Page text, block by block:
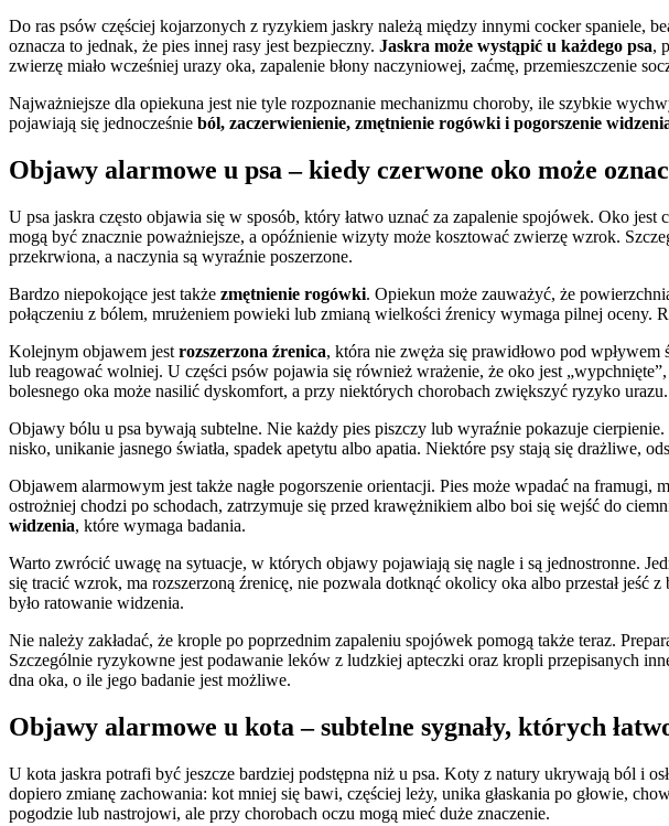
Do ras psów częściej kojarzonych z ryzykiem jaskry należą między innymi cocker spaniele,
oznacza to jednak, że pies innej rasy jest bezpieczny. Jaskra może wystąpić u każdego psa,
zwierzę miało wcześniej urazy oka, zapalenie błony naczyniowej, zaćmę, przemieszczenie
Najważniejsze dla opiekuna jest nie tyle rozpoznanie mechanizmu choroby, ile szybkie
pojawiają się jednocześnie ból, zaczerwienienie, zmętnienie rogówki i pogorszenie
Objawy alarmowe u psa – kiedy czerwone oko może
U psa jaskra często objawia się w sposób, który łatwo uznać za zapalenie spojówek. Oko
mogą być znacznie poważniejsze, a opóźnienie wizyty może kosztować zwierzę wzrok.
przekrwiona, a naczynia są wyraźnie poszerzone.
Bardzo niepokojące jest także zmętnienie rogówki. Opiekun może zauważyć, że
połączeniu z bólem, mrużeniem powieki lub zmianą wielkości źrenicy wymaga pilnej
Kolejnym objawem jest rozszerzona źrenica, która nie zwęża się prawidłowo pod
lub reagować wolniej. U części psów pojawia się również wrażenie, że oko jest
bolesnego oka może nasilić dyskomfort, a przy niektórych chorobach zwiększyć ryzyko urazu.
Objawy bólu u psa bywają subtelne. Nie każdy pies piszczy lub wyraźnie pokazuje
nisko, unikanie jasnego światła, spadek apetytu albo apatia. Niektóre psy stają się drażliwe,
Objawem alarmowym jest także nagłe pogorszenie orientacji. Pies może wpadać na
ostrożniej chodzi po schodach, zatrzymuje się przed krawężnikiem albo boi się wejść do
widzenia, które wymaga badania.
Warto zwrócić uwagę na sytuacje, w których objawy pojawiają się nagle i są jednostronne.
się tracić wzrok, ma rozszerzoną źrenicę, nie pozwala dotknąć okolicy oka albo przestał
było ratowanie widzenia.
Nie należy zakładać, że krople po poprzednim zapaleniu spojówek pomogą także teraz.
Szczególnie ryzykowne jest podawanie leków z ludzkiej apteczki oraz kropli przepisanych
dna oka, o ile jego badanie jest możliwe.
Objawy alarmowe u kota – subtelne sygnały, których
U kota jaskra potrafi być jeszcze bardziej podstępna niż u psa. Koty z natury ukrywają ból i
dopiero zmianę zachowania: kot mniej się bawi, częściej leży, unika głaskania po głowie,
pogodzie lub nastrojowi, ale przy chorobach oczu mogą mieć duże znaczenie.